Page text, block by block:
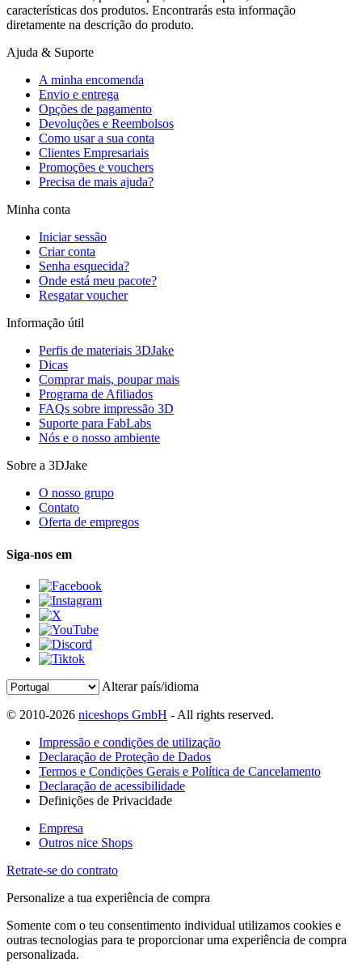
características dos produtos. Encontrarás esta informação
diretamente na descrição do produto.
Ajuda & Suporte
A minha encomenda
Envio e entrega
Opções de pagamento
Devoluções e Reembolsos
Como usar a sua conta
Clientes Empresariais
Promoções e vouchers
Precisa de mais ajuda?
Minha conta
Iniciar sessão
Criar conta
Senha esquecida?
Onde está meu pacote?
Resgatar voucher
Informação útil
Perfis de materiais 3DJake
Dicas
Comprar mais, poupar mais
Programa de Afiliados
FAQs sobre impressão 3D
Suporte para FabLabs
Nós e o nosso ambiente
Sobre a 3DJake
O nosso grupo
Contato
Oferta de empregos
Siga-nos em
Alterar país/idioma
© 2010-2026 niceshops GmbH - All rights reserved.
Impressão e condições de utilização
Declaração de Proteção de Dados
Termos e Condições Gerais e Política de Cancelamento
Declaração de acessibilidade
Definições de Privacidade
Empresa
Outros nice Shops
Retrate-se do contrato
Personalize a tua experiência de compra
Somente com o teu consentimento individual utilizamos cookies e
outras tecnologias para te proporcionar uma experiência de compra
personalizada.